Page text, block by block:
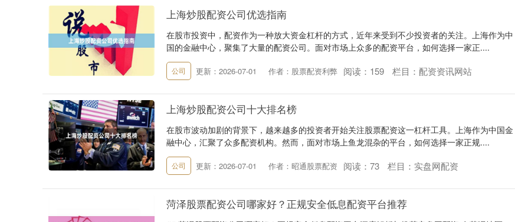
上海炒股配资公司优选指南
在股市投资中，配资作为一种放大资金杠杆的方式，近年来受到不少投资者的关注。上海作为中
国的金融中心，聚集了大量的配资公司。面对市场上众多的配资平台，如何选择一家正....
公司 更新：2026-07-01 作者：股票配资利弊 阅读： 159 栏目： 配资资讯网站
上海炒股配资公司十大排名榜
在股市波动加剧的背景下，越来越多的投资者开始关注股票配资这一杠杆工具。上海作为中国金
融中心，汇聚了众多配资机构。然而，面对市场上鱼龙混杂的平台，如何选择一家正规....
公司 更新：2026-07-01 作者：昭通股票配资 阅读： 73 栏目： 实盘网配资
菏泽股票配资公司哪家好？正规安全低息配资平台推荐